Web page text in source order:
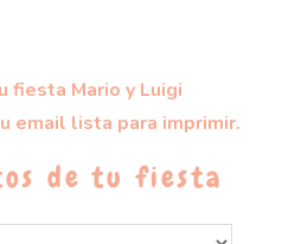
fiesta Mario y Luigi
email lista para imprimir.
de tu fiesta